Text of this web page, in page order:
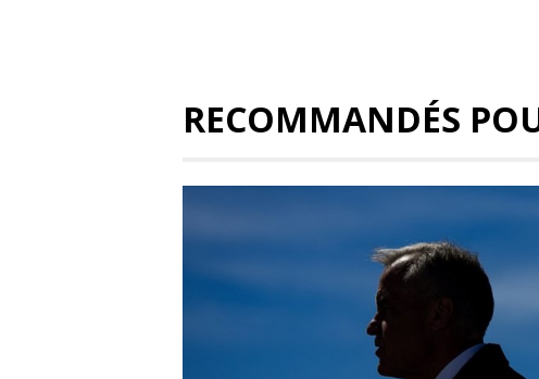
RECOMMANDÉS